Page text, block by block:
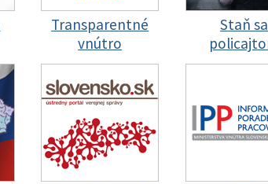
Transparentné
vnútro
Staň sa